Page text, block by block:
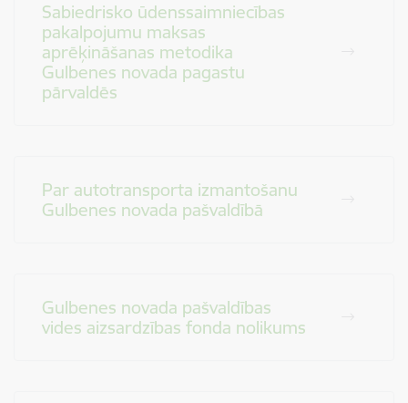
Sabiedrisko ūdenssaimniecības
pakalpojumu maksas
aprēķināšanas metodika
Gulbenes novada pagastu
pārvaldēs
Par autotransporta izmantošanu
Gulbenes novada pašvaldībā
Gulbenes novada pašvaldības
vides aizsardzības fonda nolikums